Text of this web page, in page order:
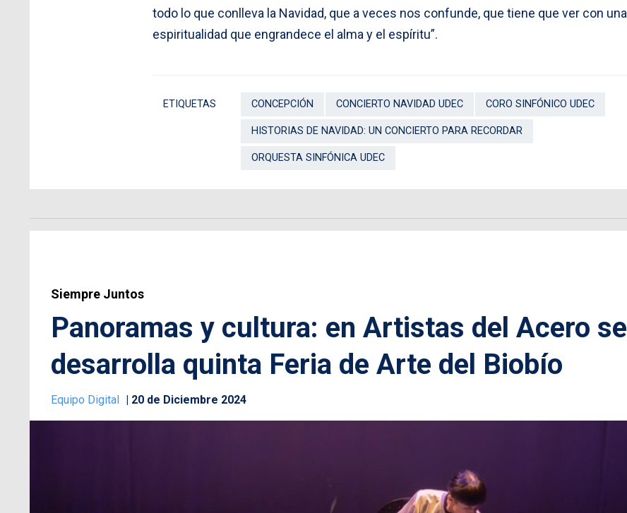
todo lo que conlleva la Navidad, que a veces nos confunde, que tiene que ver con una
espiritualidad que engrandece el alma y el espíritu”.
ETIQUETAS CONCEPCIÓN CONCIERTO NAVIDAD UDEC CORO SINFÓNICO UDEC
HISTORIAS DE NAVIDAD: UN CONCIERTO PARA RECORDAR
ORQUESTA SINFÓNICA UDEC
Siempre Juntos
Panoramas y cultura: en Artistas del Acero se
desarrolla quinta Feria de Arte del Biobío
Equipo Digital 20 de Diciembre 2024